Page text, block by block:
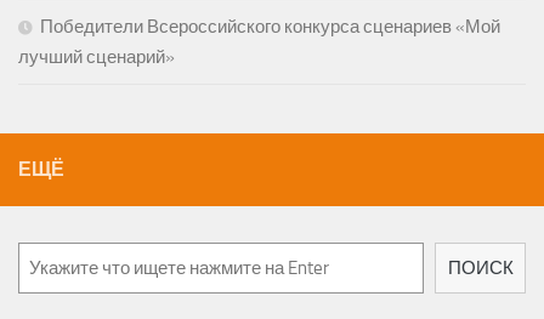
Победители Всероссийского конкурса сценариев «Мой
лучший сценарий»
ЕЩЁ
ПОИСК